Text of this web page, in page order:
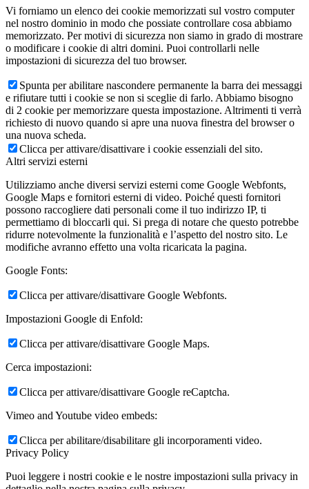
Vi forniamo un elenco dei cookie memorizzati sul vostro computer
nel nostro dominio in modo che possiate controllare cosa abbiamo
memorizzato. Per motivi di sicurezza non siamo in grado di mostrare
o modificare i cookie di altri domini. Puoi controllarli nelle
impostazioni di sicurezza del tuo browser.
Spunta per abilitare nascondere permanente la barra dei messaggi
e rifiutare tutti i cookie se non si sceglie di farlo. Abbiamo bisogno
di 2 cookie per memorizzare questa impostazione. Altrimenti ti verrà
richiesto di nuovo quando si apre una nuova finestra del browser o
una nuova scheda.
Clicca per attivare/disattivare i cookie essenziali del sito.
Altri servizi esterni
Utilizziamo anche diversi servizi esterni come Google Webfonts,
Google Maps e fornitori esterni di video. Poiché questi fornitori
possono raccogliere dati personali come il tuo indirizzo IP, ti
permettiamo di bloccarli qui. Si prega di notare che questo potrebbe
ridurre notevolmente la funzionalità e l’aspetto del nostro sito. Le
modifiche avranno effetto una volta ricaricata la pagina.
Google Fonts:
Clicca per attivare/disattivare Google Webfonts.
Impostazioni Google di Enfold:
Clicca per attivare/disattivare Google Maps.
Cerca impostazioni:
Clicca per attivare/disattivare Google reCaptcha.
Vimeo and Youtube video embeds:
Clicca per abilitare/disabilitare gli incorporamenti video.
Privacy Policy
Puoi leggere i nostri cookie e le nostre impostazioni sulla privacy in